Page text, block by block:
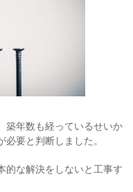
築年数も経っているせいか
必要と判断しました。
的な解決をしないと工事す